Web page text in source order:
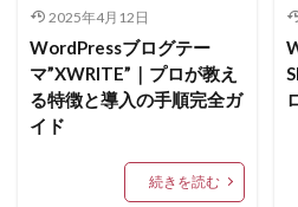
2025年4月12日
WordPressブログテー
マ”XWRITE”｜プロが教え
る特徴と導入の手順完全ガ
イド
続きを読む